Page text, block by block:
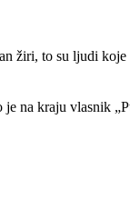
žiri, to su ljudi
na kraju vlasnik